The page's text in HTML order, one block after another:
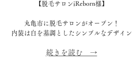
【脱毛サロンiReborn様】
​丸亀市に脱毛サロンがオープン！
内装は白を基調としたシンプルなデザイン
​続きを読む →​